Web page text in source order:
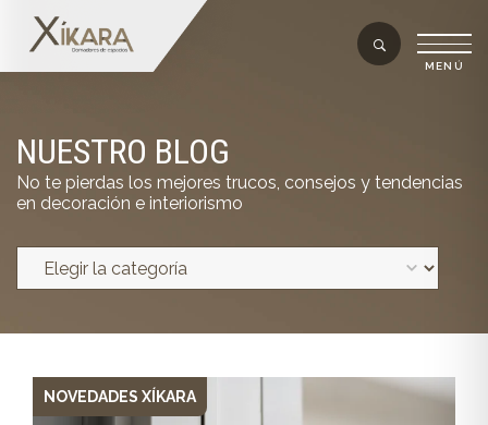
NUESTRO BLOG
No te pierdas los mejores trucos, consejos y tendencias
en decoración e interiorismo
NOVEDADES XÍKARA